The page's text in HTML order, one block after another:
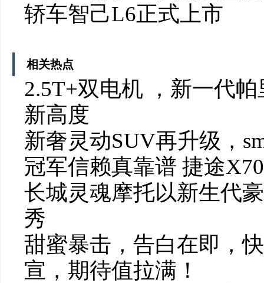
轿车智己L6正式上市
相关热点
2.5T+双电机 ，新一代
新高度
新奢灵动SUV再升级，
冠军信赖真靠谱 捷途
长城灵魂摩托以新生代
秀
甜蜜暴击，告白在即，
宣，期待值拉满！